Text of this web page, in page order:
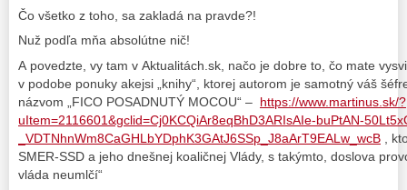
Čo všetko z toho, sa zakladá na pravde?!
Nuž podľa mňa absolútne nič!
A povedzte, vy tam v Aktualitách.sk, načo je dobre to, čo mate
v podobe ponuky akejsi „knihy“, ktorej autorom je samotný váš
názvom „FICO POSADNUTÝ MOCOU“ – https://www.martinus.sk/?
uItem=2116601&gclid=Cj0KCQiAr8eqBhD3ARIsAIe-buPtAN-
_VDTNhnWm8CaGHLbYDphK3GAtJ6SSp_J8aArT9EALw_wcB ,
SMER-SSD a jeho dnešnej koaličnej Vlády, s takýmto, doslova
vláda neumlčí“